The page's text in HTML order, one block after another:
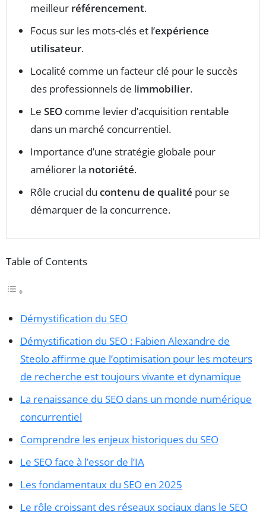
meilleur référencement.
Focus sur les mots-clés et l’expérience
utilisateur.
Localité comme un facteur clé pour le succès
des professionnels de limmobilier.
Le SEO comme levier d’acquisition rentable
dans un marché concurrentiel.
Importance d’une stratégie globale pour
améliorer la notoriété.
Rôle crucial du contenu de qualité pour se
démarquer de la concurrence.
Table of Contents
Démystification du SEO
Démystification du SEO : Fabien Alexandre de
Steolo affirme que l’optimisation pour les moteurs
de recherche est toujours vivante et dynamique
La renaissance du SEO dans un monde numérique
concurrentiel
Comprendre les enjeux historiques du SEO
Le SEO face à l’essor de l’IA
Les fondamentaux du SEO en 2025
Le rôle croissant des réseaux sociaux dans le SEO